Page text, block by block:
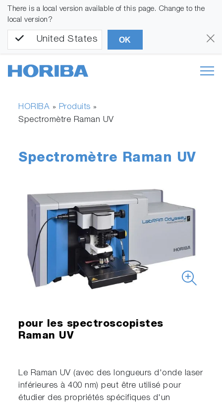
There is a local version available of this page. Change to the
local version?
United States OK
HORIBA » Produits »
Spectromètre Raman UV
Spectromètre Raman UV
pour les spectroscopistes
Raman UV
Le Raman UV (avec des longueurs d'onde laser
inférieures à 400 nm) peut être utilisé pour
étudier des propriétés spécifiques d'un